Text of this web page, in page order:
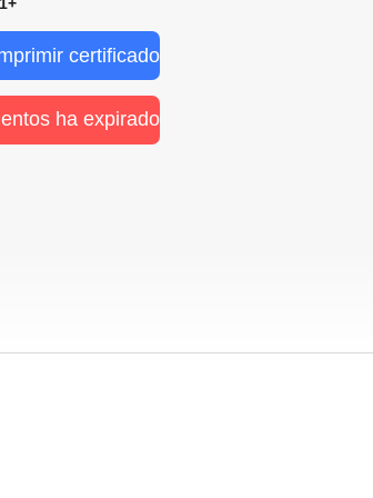
certificado
ha expirado